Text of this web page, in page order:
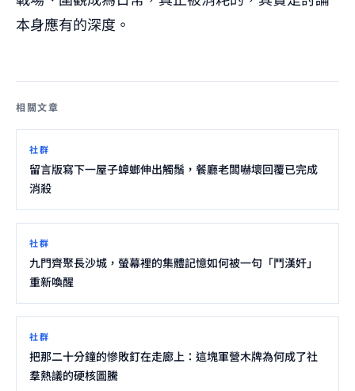
本身應有的深度。
相關文章
社群
留言版寫下一屋子蟑螂伸出觸鬚，餐廳老闆嚇壞回覆已完成
消殺
社群
九門齊聚長沙城，螢幕裡的集體記憶如何被一句「鬥漢奸」
重新喚醒
社群
把那二十分鐘的慘敗釘在走廊上：這塊軍營木牌為何成了社
羣熱議的硬核圖騰